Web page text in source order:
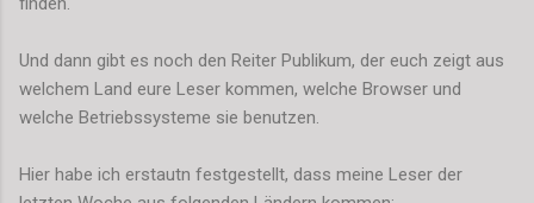
Und dann gibt es noch den Reiter Publikum, der euch zeigt aus
welchem Land eure Leser kommen, welche Browser und
welche Betriebssysteme sie benutzen.
Hier habe ich erstautn festgestellt, dass meine Leser der